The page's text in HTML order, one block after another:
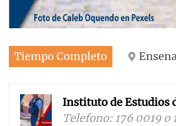
Tiempo Completo
Instituto de Estudios
Telefono: 176 0019 o